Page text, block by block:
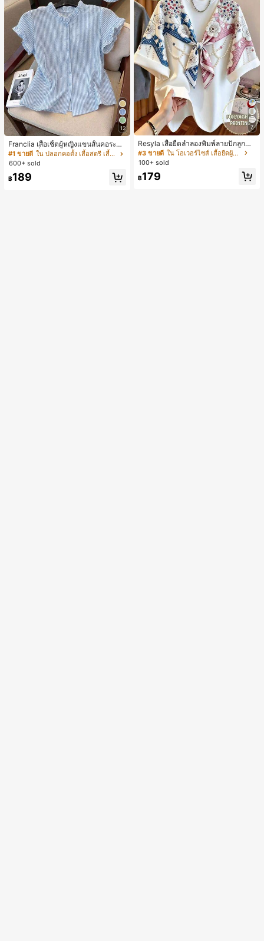
12
Franclia เสื้อเชิ้ตผู้หญิงแขนสั้นคอระบา
ยกระดุมเดี่ยวลายทาง
#1 ขายดี
ใน ปลอกคอตั้ง เสื้อสตรี เสื้อเบลาส์ & Tee
600+ sold
฿189
7
Resyla เสื้อยืดลำลองพิมพ์ลายปักลูกปัด
รูปโบว์ขนาดใหญ่สำหรับผู้หญิง
#3 ขายดี
ใน โอเวอร์ไซส์ เสื้อยืดผู้หญิง
100+ sold
฿179